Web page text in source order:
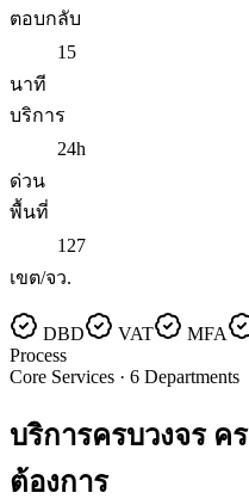
ตอบกลับ
15
นาที
บริการ
24h
ด่วน
พื้นที่
127
เขต/จว.
DBD VAT MFA
Process
Core Services · 6 Departments
บริการครบวงจร ค
ต้องการ